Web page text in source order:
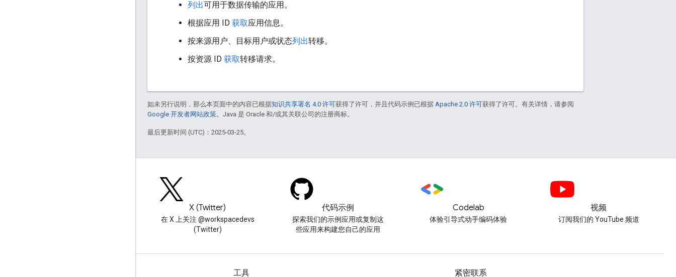
列出可用于数据传输的应用。
根据应用 ID 获取应用信息。
按来源用户、目标用户或状态列出转移。
按资源 ID 获取转移请求。
如未另行说明，那么本页面中的内容已根据知识共享署名 4.0 许可获得了许可，并且代码示例已根据 Apache 2.0 许可获得了许可。有关详情，请参阅
Google 开发者网站政策。Java 是 Oracle 和/或其关联公司的注册商标。
最后更新时间 (UTC)：2025-03-25。
X (Twitter)
在 X 上关注 @workspacedevs
(Twitter)
代码示例
探索我们的示例应用或复制这
些应用来构建您自己的应用
Codelab
体验引导式动手编码体验
视频
订阅我们的 YouTube 频道
工具 紧密联系